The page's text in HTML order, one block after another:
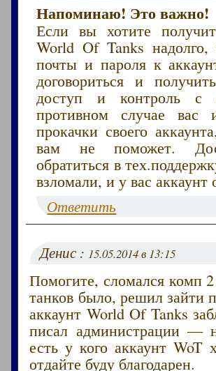
Напоминаю! Это важно!
Если вы хотите
World Of Tanks
почты и пароля к
договориться и
доступ и контроль с
противном случае вас
прокачки своего
вам не поможет.
обратиться в
взломали, и у вас аккаунт
Ответить
Денис : 15.05.2014 в 13:15
Помогите, сломался комп
танков было, решил зайти
аккаунт World Of Tanks
писал администрации —
есть у кого аккаунт
отдайте буду благодарен.